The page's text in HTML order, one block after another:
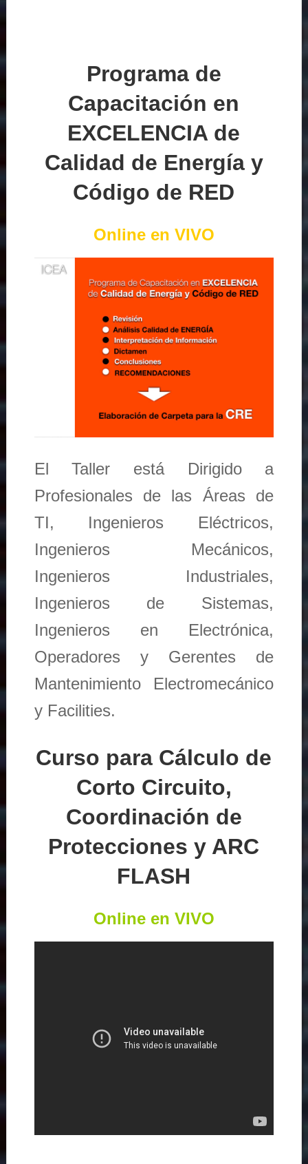
Programa de
Capacitación en
EXCELENCIA de
Calidad de Energía y
Código de RED
Online en VIVO
El Taller está Dirigido a
Profesionales de las Áreas de
TI, Ingenieros Eléctricos,
Ingenieros Mecánicos,
Ingenieros Industriales,
Ingenieros de Sistemas,
Ingenieros en Electrónica,
Operadores y Gerentes de
Mantenimiento Electromecánico
y Facilities.
Curso para Cálculo de
Corto Circuito,
Coordinación de
Protecciones y ARC
FLASH
Online en VIVO